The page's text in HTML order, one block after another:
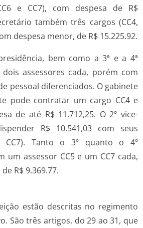
e CC7), com despesa de R$
também três cargos (CC4,
despesa menor, de R$ 15.225.92.
bem como a 3ª e a 4ª
assessores cada, porém com
pessoal diferenciados. O gabinete
pode contratar um cargo CC4 e
de até R$ 11.712,25. O 2º vice-
R$ 10.541,03 com seus
CC7). Tanto o 3º quanto o 4º
um assessor CC5 e um CC7 cada,
R$ 9.369.77.
estão descritas no regimento
São três artigos, do 29 ao 31, que